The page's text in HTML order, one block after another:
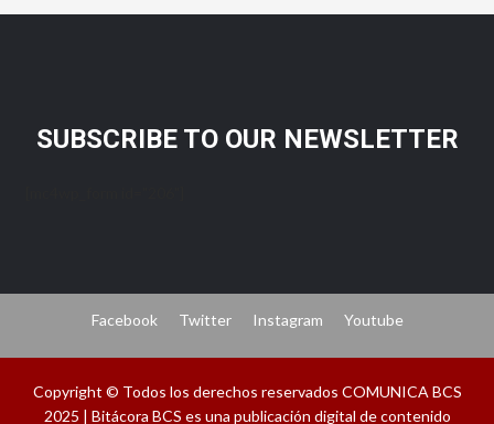
SUBSCRIBE TO OUR NEWSLETTER
Facebook Twitter Instagram Youtube
Copyright © Todos los derechos reservados COMUNICA BCS
2025 | Bitácora BCS es una publicación digital de contenido